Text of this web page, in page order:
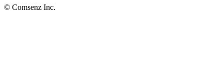
© Comsenz Inc.